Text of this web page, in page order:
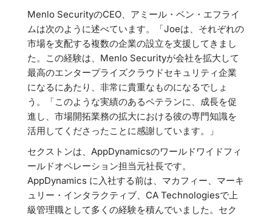
Menlo SecurityのCEO、アミール・ベン・エフライ
ムは次のように述べています。「Joeは、それぞれの
市場を支配する複数の企業の設立を支援してきまし
た。この経験は、Menlo Securityが会社を拡大して
最高のエンタープライズクラウドセキュリティ企業
になるにあたり、非常に貴重なものになるでしょ
う。「このような実績のあるベテランに、成長を促
進し、市場開拓業務の拡大における彼の専門知識を
活用してくださったことに感謝しています。」
セクストンは、AppDynamicsのワールドワイドフィ
ールドオペレーション担当元社長です。
AppDynamics に入社する前は、マカフィー、マーキ
ュリー・インタラクティブ、CA Technologiesで上
級管理職として多くの経験を積んでいました。セク